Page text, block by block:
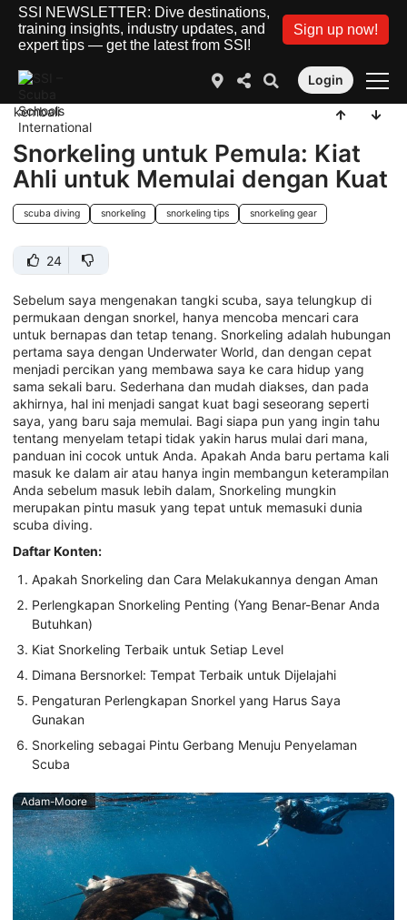
SSI NEWSLETTER: Dive destinations,
training insights, industry updates, and
expert tips — get the latest from SSI!
Sign up now!
Login
kembali
Snorkeling untuk Pemula: Kiat
Ahli untuk Memulai dengan Kuat
scuba diving snorkeling snorkeling tips snorkeling gear
24
Sebelum saya mengenakan tangki scuba, saya telungkup di
permukaan dengan snorkel, hanya mencoba mencari cara
untuk bernapas dan tetap tenang. Snorkeling adalah hubungan
pertama saya dengan Underwater World, dan dengan cepat
menjadi percikan yang membawa saya ke cara hidup yang
sama sekali baru. Sederhana dan mudah diakses, dan pada
akhirnya, hal ini menjadi sangat kuat bagi seseorang seperti
saya, yang baru saja memulai. Bagi siapa pun yang ingin tahu
tentang menyelam tetapi tidak yakin harus mulai dari mana,
panduan ini cocok untuk Anda. Apakah Anda baru pertama kali
masuk ke dalam air atau hanya ingin membangun keterampilan
Anda sebelum masuk lebih dalam, Snorkeling mungkin
merupakan pintu masuk yang tepat untuk memasuki dunia
scuba diving.
Daftar Konten:
Apakah Snorkeling dan Cara Melakukannya dengan Aman
Perlengkapan Snorkeling Penting (Yang Benar-Benar Anda
Butuhkan)
Kiat Snorkeling Terbaik untuk Setiap Level
Dimana Bersnorkel: Tempat Terbaik untuk Dijelajahi
Pengaturan Perlengkapan Snorkel yang Harus Saya
Gunakan
Snorkeling sebagai Pintu Gerbang Menuju Penyelaman
Scuba
Adam-Moore